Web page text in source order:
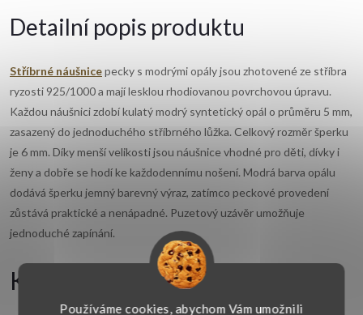
Používáme cookies, abychom Vám umožnili
Detailní popis produktu
Stříbrné náušnicepecky s modrými opály jsou zhotovené ze stříbra
ryzosti 925/1000 a mají lesklou rhodiovanou povrchovou úpravu.
Každou náušnici zdobí kulatý modrý syntetický opál o průměru 5 mm,
zasazený do jednoduchého stříbrného lůžka. Celkový rozměr šperku
je 6 mm. Díky menší velikosti jsou náušnice vhodné pro děti, dívky i
ženy a dobře se hodí ke každodennímu nošení. Modrá barva opálu
dodává šperku jemný barevný výraz, zatímco peckové provedení
zůstává praktické a nenápadné. Puzetový uzávěr umožňuje
jednoduché zapínání.
Klíčové vlastnosti